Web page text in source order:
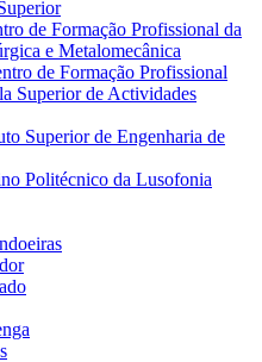
de Formação Profissional da
e Metalomecânica
de Formação Profissional
Superior de Actividades
Superior de Engenharia de
Politécnico da Lusofonia